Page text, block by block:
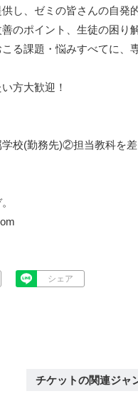
し、ゼミの皆さんの自発
のポイント、生徒の困り
る課題・悩みすべてに、
方大歓迎！
校(勤務先)②担当教科を
シェア
チケットの関連ジャ